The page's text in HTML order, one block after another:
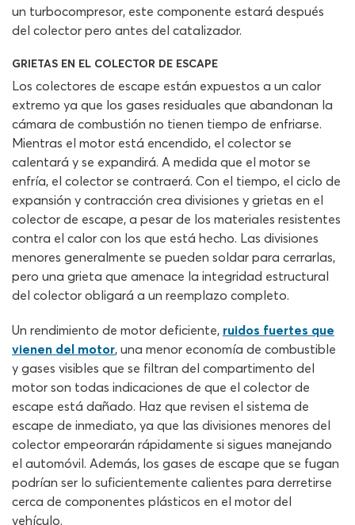
un turbocompresor, este componente estará después
del colector pero antes del catalizador.
GRIETAS EN EL COLECTOR DE ESCAPE
Los colectores de escape están expuestos a un calor
extremo ya que los gases residuales que abandonan la
cámara de combustión no tienen tiempo de enfriarse.
Mientras el motor está encendido, el colector se
calentará y se expandirá. A medida que el motor se
enfría, el colector se contraerá. Con el tiempo, el ciclo de
expansión y contracción crea divisiones y grietas en el
colector de escape, a pesar de los materiales resistentes
contra el calor con los que está hecho. Las divisiones
menores generalmente se pueden soldar para cerrarlas,
pero una grieta que amenace la integridad estructural
del colector obligará a un reemplazo completo.
Un rendimiento de motor deficiente, ruidos fuertes que
vienen del motor, una menor economía de combustible
y gases visibles que se filtran del compartimento del
motor son todas indicaciones de que el colector de
escape está dañado. Haz que revisen el sistema de
escape de inmediato, ya que las divisiones menores del
colector empeorarán rápidamente si sigues manejando
el automóvil. Además, los gases de escape que se fugan
podrían ser lo suficientemente calientes para derretirse
cerca de componentes plásticos en el motor del
vehículo.